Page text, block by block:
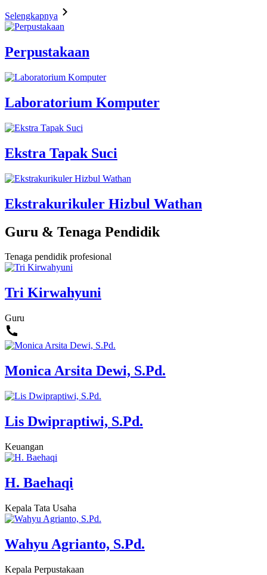
Selengkapnya
Perpustakaan
Laboratorium Komputer
Ekstra Tapak Suci
Ekstrakurikuler Hizbul Wathan
Guru & Tenaga Pendidik
Tenaga pendidik profesional
Tri Kirwahyuni
Guru
Monica Arsita Dewi, S.Pd.
Lis Dwipraptiwi, S.Pd.
Keuangan
H. Baehaqi
Kepala Tata Usaha
Wahyu Agrianto, S.Pd.
Kepala Perpustakaan